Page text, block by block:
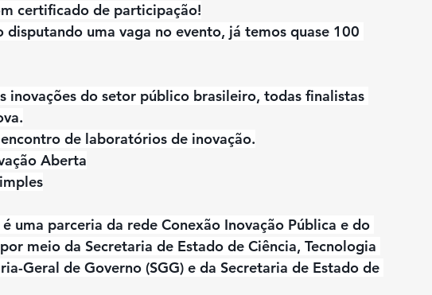
certificado de participação!
uma vaga no evento, já temos quase 100
inovações do setor público brasileiro, todas finalistas
de laboratórios de inovação.
Aberta
uma parceria da rede Conexão Inovação Pública e do
meio da Secretaria de Estado de Ciência, Tecnologia
Geral de Governo (SGG) e da Secretaria de Estado de